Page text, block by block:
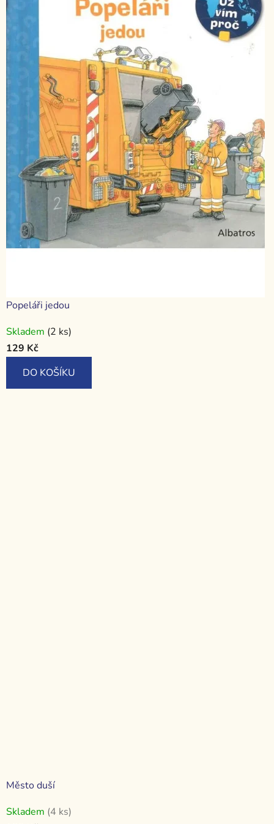
Popeláři jedou
Skladem (2 ks)
129 Kč
DO KOŠÍKU
Město duší
Skladem (4 ks)